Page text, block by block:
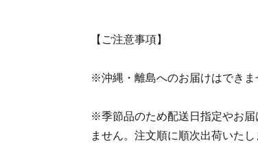
【ご注意事項】
※沖縄・離島へのお届けはできま
※季節品のため配送日指定やお届
ません。注文順に順次出荷いたし